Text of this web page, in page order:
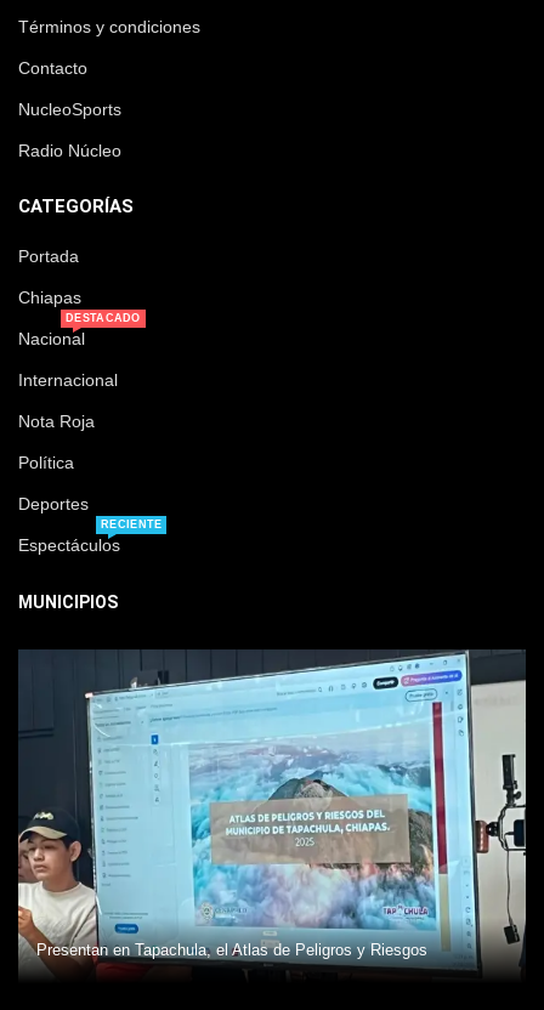
Términos y condiciones
Contacto
NucleoSports
Radio Núcleo
CATEGORÍAS
Portada
Chiapas
Nacional
DESTACADO
Internacional
Nota Roja
Política
Deportes
Espectáculos
RECIENTE
MUNICIPIOS
Presentan en Tapachula, el Atlas de Peligros y Riesgos